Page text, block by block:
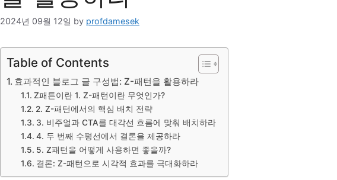
2024년 09월 12일 by profdamesek
Table of Contents
효과적인 블로그 글 구성법: Z-패턴을 활용하라
Z패튼이란 1. Z-패턴이란 무엇인가?
2. Z-패턴에서의 핵심 배치 전략
3. 비주얼과 CTA를 대각선 흐름에 맞춰 배치하라
4. 두 번째 수평선에서 결론을 제공하라
5. Z패턴을 어떻게 사용하면 좋을까?
결론: Z-패턴으로 시각적 효과를 극대화하라